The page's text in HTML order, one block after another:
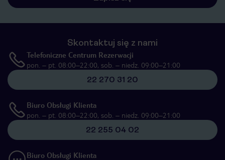
Skontaktuj się z nami
Telefoniczne Centrum Rezerwacji
pon. – pt. 08:00–22:00, sob. – niedz. 09:00–21:00
22 270 31 20
Biuro Obsługi Klienta
pon. – pt. 08:00–22:00, sob. – niedz. 09:00–21:00
22 255 04 02
Biuro Obsługi Klienta